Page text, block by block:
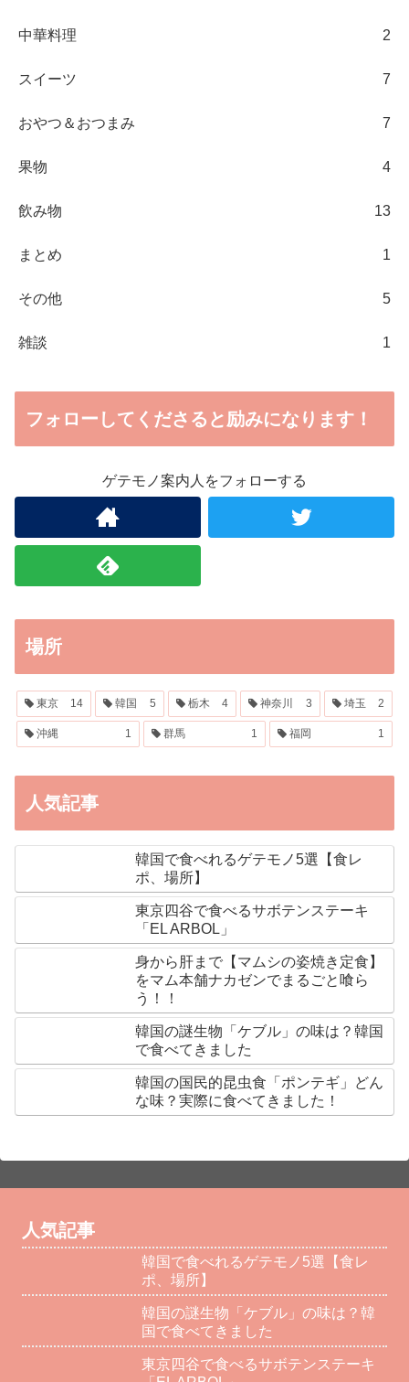
中華料理 2
スイーツ 7
おやつ＆おつまみ 7
果物 4
飲み物 13
まとめ 1
その他 5
雑談 1
フォローしてくださると励みになります！
ゲテモノ案内人をフォローする
場所
東京 14 韓国 5 栃木 4 神奈川 3 埼玉 2
沖縄 1 群馬 1 福岡 1
人気記事
韓国で食べれるゲテモノ5選【食レ
ポ、場所】
東京四谷で食べるサボテンステーキ
「EL ARBOL」
身から肝まで【マムシの姿焼き定食】
をマム本舗ナカゼンでまるごと喰ら
う！！
韓国の謎生物「ケブル」の味は？韓国
で食べてきました
韓国の国民的昆虫食「ポンテギ」どん
な味？実際に食べてきました！
人気記事
韓国で食べれるゲテモノ5選【食レ
ポ、場所】
韓国の謎生物「ケブル」の味は？韓
国で食べてきました
東京四谷で食べるサボテンステーキ